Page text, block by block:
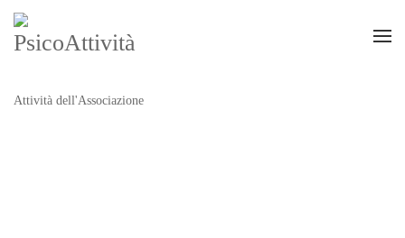
Attività dell'Associazione